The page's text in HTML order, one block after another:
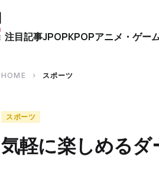
close
注目記事JPOPKPOPアニメ・ゲー
HOME chevron_right スポーツ
スポーツ
気軽に楽しめるダ